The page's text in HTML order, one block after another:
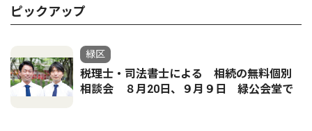
ピックアップ
緑区
税理士・司法書士による 相続の無料個別
相談会 ８月20日、９月９日 緑公会堂で